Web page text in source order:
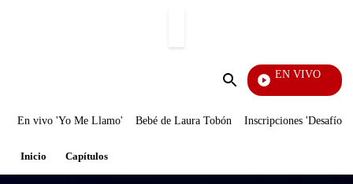
Enviar
EN VIVO
Rafael
En vivo 'Yo Me Llamo' Bebé de Laura Tobón Inscripciones 'Desafío'
Inicio Capítulos